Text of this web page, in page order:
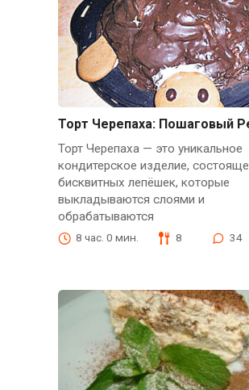
Торт Черепаха: Пошаговый
Торт Черепаха — это уникальное
кондитерское изделие,
бисквитных лепёшек, которые
выкладываются слоями и
обрабатываются
8 час. 0 мин. 8 34